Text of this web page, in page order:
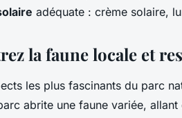
adéquate : crème solaire,
la faune locale et
les plus fascinants du parc
abrite une faune variée,